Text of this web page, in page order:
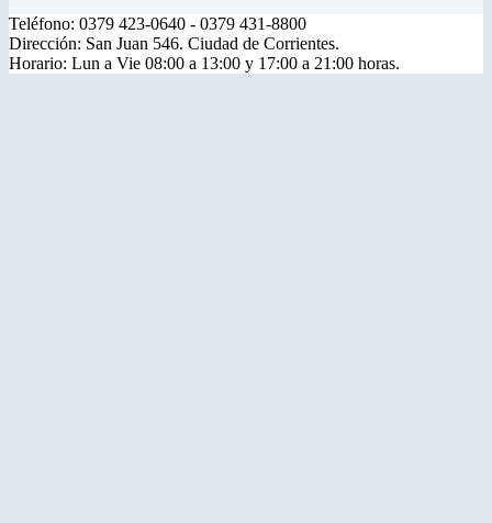
Teléfono: 0379 423-0640 - 0379 431-8800
Dirección: San Juan 546. Ciudad de Corrientes.
Horario: Lun a Vie 08:00 a 13:00 y 17:00 a 21:00 horas.